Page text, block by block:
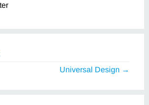
Universal Design →